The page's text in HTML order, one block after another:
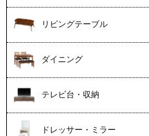
リビングテーブル
ダイニング
テレビ台・収納
ドレッサー・ミラー